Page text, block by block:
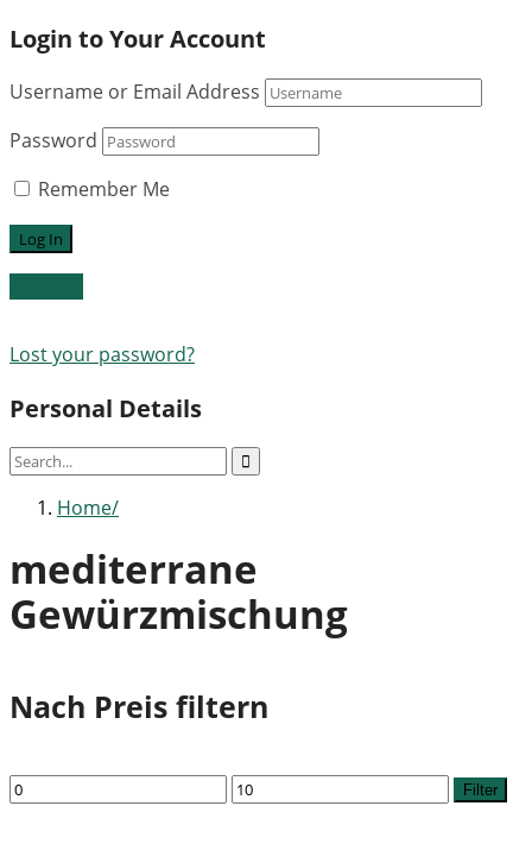
Login to Your Account
Username or Email Address
Password
Remember Me
Lost your password?
Personal Details
Home
mediterrane
Gewürzmischung
Nach Preis filtern
Min.
Preis
Max.
Preis
Filter